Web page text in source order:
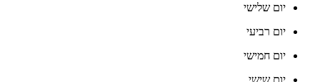
יום שלישי
יום רביעי
יום חמישי
יום שישי